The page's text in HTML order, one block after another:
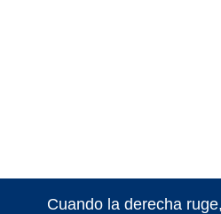
Cuando la derecha